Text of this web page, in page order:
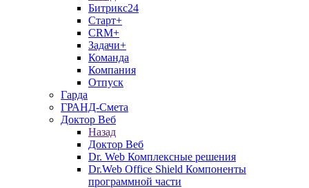
Битрикс24
Старт+
CRM+
Задачи+
Команда
Компания
Отпуск
Гарда
ГРАНД-Смета
Доктор Веб
Назад
Доктор Веб
Dr. Web Комплексные решения
Dr.Web Office Shield Компоненты
программной части